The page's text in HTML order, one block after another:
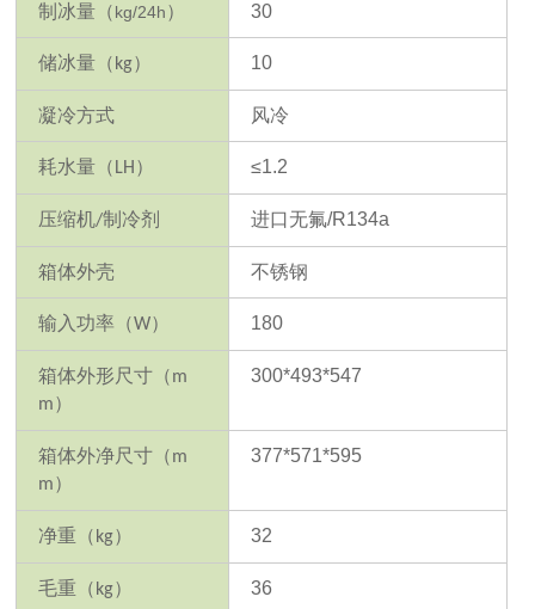
制冰量（kg/24h） 30
储冰量（ kg） 10
凝冷方式 风冷
耗水量（ LH ） ≤1.2
压缩机/制冷剂 进口无氟/R134a
箱体外壳 不锈钢
输入功率 （W） 180
箱体外形尺寸（m
m）
300*493*547
箱体外净尺寸（m
m）
377*571*595
净重 （ kg） 32
毛重 （ kg） 36